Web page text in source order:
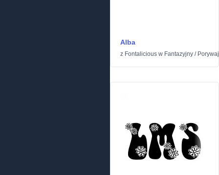
Alba
z Fontalicious w Fantazyjny /